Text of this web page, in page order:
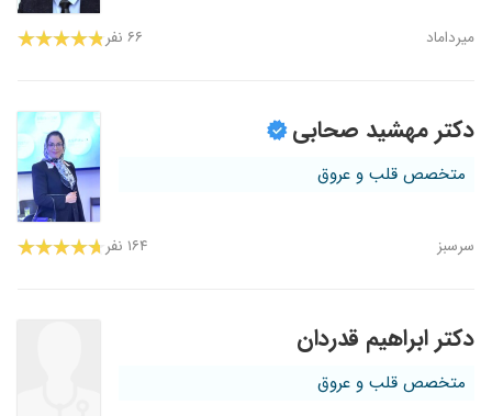
میرداماد ۶۶ نفر
دکتر مهشید صحابی
متخصص قلب و عروق
سرسبز ۱۶۴ نفر
دکتر ابراهیم قدردان
متخصص قلب و عروق